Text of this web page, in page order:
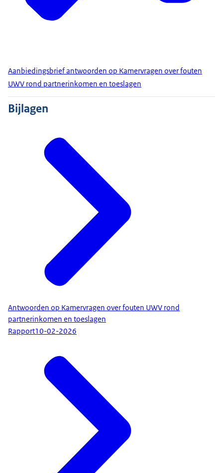
Aanbiedingsbrief antwoorden op Kamervragen over fouten
UWV rond partnerinkomen en toeslagen
Bijlagen
Antwoorden op Kamervragen over fouten UWV rond
partnerinkomen en toeslagen
Rapport10-02-2026